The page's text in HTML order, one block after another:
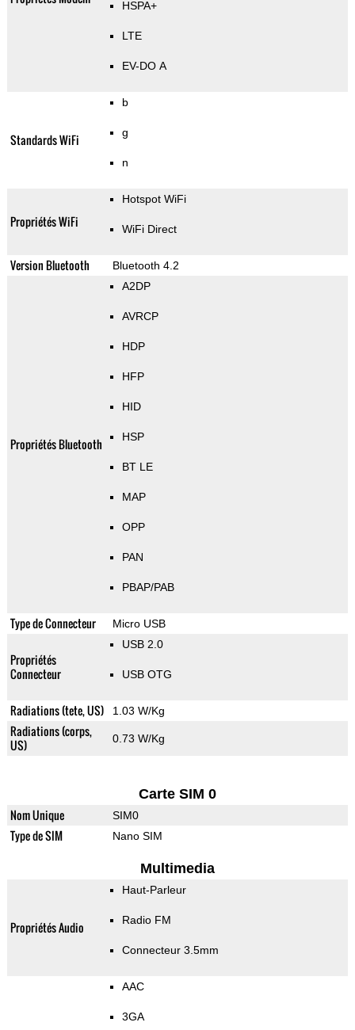
HSPA+
LTE
EV-DO A
Standards WiFi
b
g
n
Propriétés WiFi
Hotspot WiFi
WiFi Direct
Version Bluetooth Bluetooth 4.2
Propriétés Bluetooth
A2DP
AVRCP
HDP
HFP
HID
HSP
BT LE
MAP
OPP
PAN
PBAP/PAB
Type de Connecteur Micro USB
Propriétés
Connecteur
USB 2.0
USB OTG
Radiations (tete, US) 1.03 W/Kg
Radiations (corps,
US)
0.73 W/Kg
Carte SIM 0
Nom Unique SIM0
Type de SIM Nano SIM
Multimedia
Propriétés Audio
Haut-Parleur
Radio FM
Connecteur 3.5mm
AAC
3GA